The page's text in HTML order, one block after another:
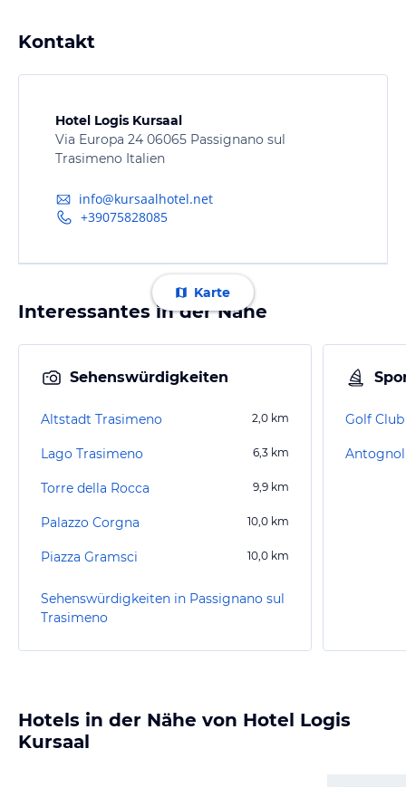
Kontakt
Hotel Logis Kursaal
Via Europa 24 06065 Passignano sul
Trasimeno Italien
info@kursaalhotel.net
+39075828085
Karte
Interessantes in der Nähe
Sehenswürdigkeiten
Altstadt Trasimeno 2,0 km
Lago Trasimeno 6,3 km
Torre della Rocca 9,9 km
Palazzo Corgna 10,0 km
Piazza Gramsci 10,0 km
Sehenswürdigkeiten in Passignano sul
Trasimeno
Golf
Hotels in der Nähe von Hotel Logis
Kursaal